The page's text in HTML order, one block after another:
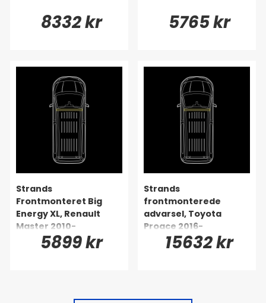
8332 kr 5765 kr
Strands
Frontmonteret Big
Energy XL, Renault
Master 2010-
5899 kr
Strands
frontmonterede
advarsel, Toyota
Proace 2016-
15632 kr